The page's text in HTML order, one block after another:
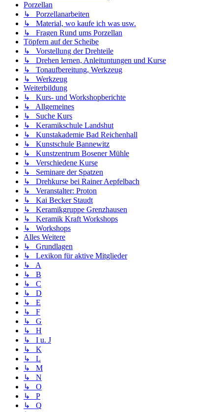
Porzellan
↳ Porzellanarbeiten
↳ Material, wo kaufe ich was usw.
↳ Fragen Rund ums Porzellan
Töpfern auf der Scheibe
↳ Vorstellung der Drehteile
↳ Drehen lernen, Anleituntungen und Kurse
↳ Tonaufbereitung, Werkzeug
↳ Werkzeug
Weiterbildung
↳ Kurs- und Workshopberichte
↳ Allgemeines
↳ Suche Kurs
↳ Keramikschule Landshut
↳ Kunstakademie Bad Reichenhall
↳ Kunstschule Bannewitz
↳ Kunstzentrum Bosener Mühle
↳ Verschiedene Kurse
↳ Seminare der Spatzen
↳ Drehkurse bei Rainer Aepfelbach
↳ Veranstalter: Proton
↳ Kai Becker Staudt
↳ Keramikgruppe Grenzhausen
↳ Keramik Kraft Workshops
↳ Workshops
Alles Weitere
↳ Grundlagen
↳ Lexikon für aktive Mitglieder
↳ A
↳ B
↳ C
↳ D
↳ E
↳ F
↳ G
↳ H
↳ I u. J
↳ K
↳ L
↳ M
↳ N
↳ O
↳ P
↳ Q